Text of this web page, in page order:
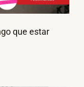
que estar